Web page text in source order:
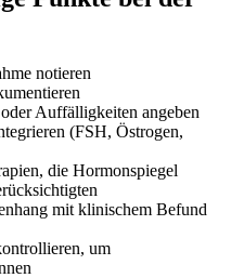
notieren
Auffälligkeiten angeben
(FSH, Östrogen,
die Hormonspiegel
mit klinischem Befund
um